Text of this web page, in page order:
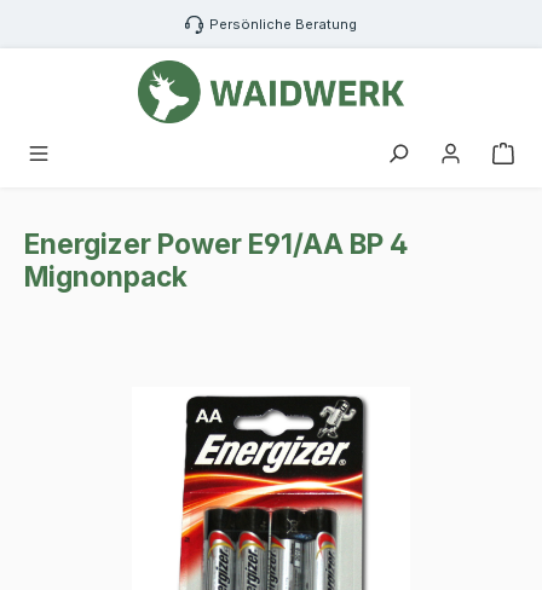
Zum Hauptinhalt springen Persönliche Beratung
Energizer Power E91/AA BP 4
Mignonpack
Bildergalerie überspringen